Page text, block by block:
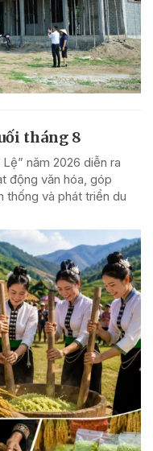
tháng 8
năm 2026 diễn ra
động văn hóa, góp
thống và phát triển du